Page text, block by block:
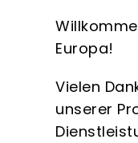
Europa!
Vielen
unserer